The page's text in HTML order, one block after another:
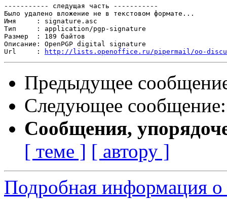
----------- следущая часть -----------
Было удалено вложение не в текстовом формате...
Имя     : signature.asc
Тип     : application/pgp-signature
Размер  : 189 байтов
Описание: OpenPGP digital signature
Url     :
http://lists.openoffice.ru/pipermail/oo-
Предыдущее
Следующее
Сообщения,
[ теме ] [ автору ]
Подробная информация о